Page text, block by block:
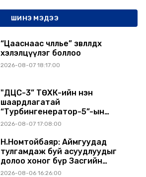
ШИНЭ МЭДЭЭ
“Цааснаас чөлөөлье” зөвлөлдөх
хэлэлцүүлэг боллоо
2026-08-07 18:17:00
"ДЦС-3” ТӨХК-ийн нэн
шаардлагатай
“Турбингенератор-5”-ын
шинэчлэлийн төсвийг
2026-08-07 17:08:00
Н.Номтойбаяр: Аймгуудад
тулгамдаж буй асуудлуудыг
долоо хоног бүр Засгийн
газрын хуралдаанд
2026-08-06 16:26:00